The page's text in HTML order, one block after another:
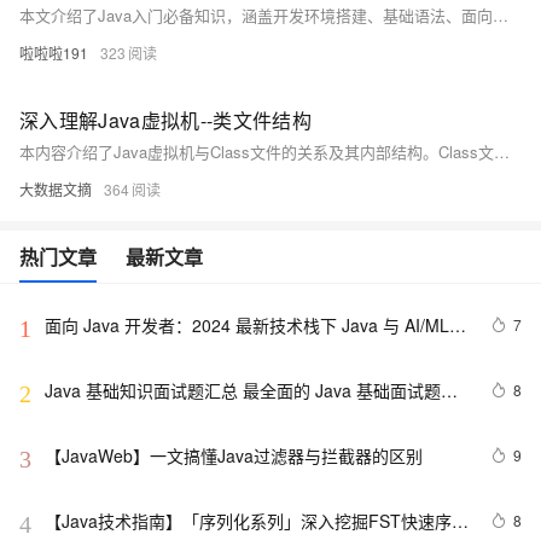
本文介绍了Java入门必备知识，涵盖开发环境搭建、基础语法、面向对象编程、集合框架、异常处理、多线程和IO流等内容，结合实例帮助新手快速掌握Java核心概念与应用技巧。
啦啦啦191 323
深入理解Java虚拟机--类文件结构
本内容介绍了Java虚拟机与Class文件的关系及其内部结构。Class文件是一种与语言无关的二进制格式，包含JVM指令集、符号表等信息。无论使用何种语言，只要能生成符合规范的Class文件，即可在JVM上运行。文章详细解析了Class文件的组成，包括魔数、版本号、常量池、访问标志、类索引、字段表、方法表和属性表等，并说明其在Java编译与运行过程中的作用。
大数据文摘 364
热门文章 最新文章
1
面向 Java 开发者：2024 最新技术栈下 Java 与 AI/ML
7
2 Java 基础知识面试题汇总 最全面的 Java 基础面试题整
8
3 【JavaWeb】一文搞懂Java过滤器与拦截器的区别 9
4
【Java技术指南】「序列化系列」深入挖掘FST快速序列
8